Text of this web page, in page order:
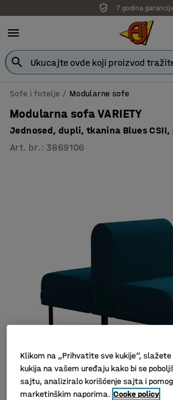
7 godina
Sofe i fotelje Modularne sofe
Modularna sofa VARIETY
Jednosed, dupli, tkanina Blues CSII,
Art. br. : 3869106
Klikom na „Prihvatite sve kukije“,
kukija na vašem uređaju kako bi se
sajtu, analiziralo korišćenje sajta i
marketinškim naporima. Cooke policy